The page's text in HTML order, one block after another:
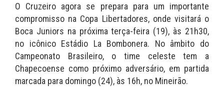
O Cruzeiro agora se prepara para um importante
compromisso na Copa Libertadores, onde visitará o
Boca Juniors na próxima terça-feira (19), às 21h30,
no icônico Estádio La Bombonera. No âmbito do
Campeonato Brasileiro, o time celeste tem a
Chapecoense como próximo adversário, em partida
marcada para domingo (24), às 16h, no Mineirão.